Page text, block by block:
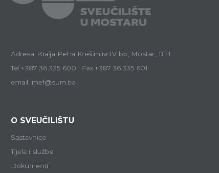
Adresa: Kralja Petra Krešimira IV bb, Mostar, BiH
Tel:+387 36 335 600 : Fax:+387 36 335 601
email: mef@sum.ba
O SVEUČILIŠTU
Sastavnice
Tijela i službe
Dokumenti